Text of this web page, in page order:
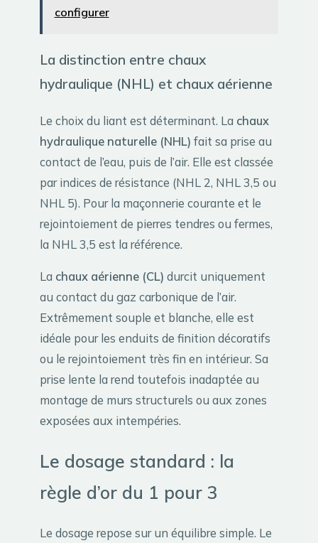
configurer
La distinction entre chaux
hydraulique (NHL) et chaux aérienne
Le choix du liant est déterminant. La chaux
hydraulique naturelle (NHL) fait sa prise au
contact de l’eau, puis de l’air. Elle est classée
par indices de résistance (NHL 2, NHL 3,5 ou
NHL 5). Pour la maçonnerie courante et le
rejointoiement de pierres tendres ou fermes,
la NHL 3,5 est la référence.
La chaux aérienne (CL) durcit uniquement
au contact du gaz carbonique de l’air.
Extrêmement souple et blanche, elle est
idéale pour les enduits de finition décoratifs
ou le rejointoiement très fin en intérieur. Sa
prise lente la rend toutefois inadaptée au
montage de murs structurels ou aux zones
exposées aux intempéries.
Le dosage standard : la
règle d’or du 1 pour 3
Le dosage repose sur un équilibre simple. Le